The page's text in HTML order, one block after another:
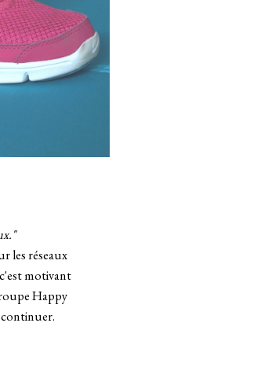
les réseaux
motivant
Happy
continuer.